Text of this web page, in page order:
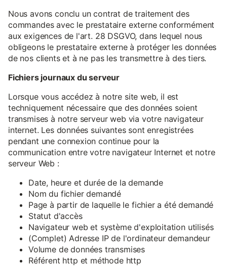
Nous avons conclu un contrat de traitement des
commandes avec le prestataire externe conformément
aux exigences de l'art. 28 DSGVO, dans lequel nous
obligeons le prestataire externe à protéger les données
de nos clients et à ne pas les transmettre à des tiers.
Fichiers journaux du serveur
Lorsque vous accédez à notre site web, il est
techniquement nécessaire que des données soient
transmises à notre serveur web via votre navigateur
internet. Les données suivantes sont enregistrées
pendant une connexion continue pour la
communication entre votre navigateur Internet et notre
serveur Web :
Date, heure et durée de la demande
Nom du fichier demandé
Page à partir de laquelle le fichier a été demandé
Statut d'accès
Navigateur web et système d'exploitation utilisés
(Complet) Adresse IP de l'ordinateur demandeur
Volume de données transmises
Référent http et méthode http